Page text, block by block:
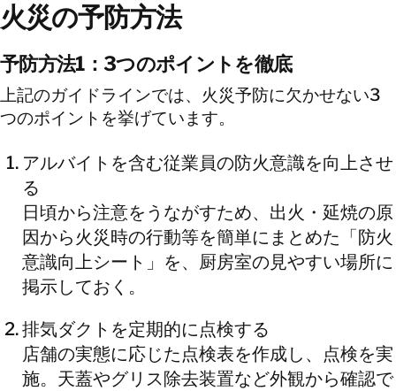
火災の予防方法
予防方法1：3つのポイントを徹底
上記のガイドラインでは、火災予防に欠かせない3
つのポイントを挙げています。
アルバイトを含む従業員の防火意識を向上させ
る
日頃から注意をうながすため、出火・延焼の原
因から火災時の行動等を簡単にまとめた「防火
意識向上シート」を、厨房室の見やすい場所に
掲示しておく。
排気ダクトを定期的に点検する
店舗の実態に応じた点検表を作成し、点検を実
施。天蓋やグリス除去装置など外観から確認で